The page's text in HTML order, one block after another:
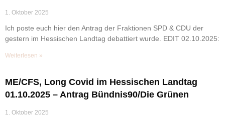
1. Oktober 2025
Ich poste euch hier den Antrag der Fraktionen SPD & CDU der
gestern im Hessischen Landtag debattiert wurde. EDIT 02.10.2025:
Weiterlesen »
ME/CFS, Long Covid im Hessischen Landtag
01.10.2025 – Antrag Bündnis90/Die Grünen
1. Oktober 2025